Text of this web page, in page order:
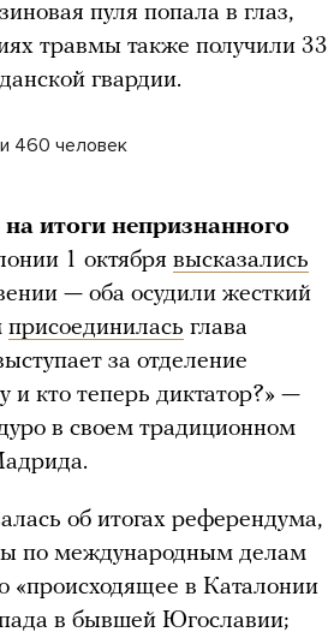
пуля попала в глаз,
травмы также получили 33
гвардии.
460 человек
итоги непризнанного
1 октября высказались
— оба осудили жесткий
присоединилась глава
за отделение
и кто теперь диктатор?» —
в своем традиционном
об итогах референдума,
по международным делам
«происходящее в Каталонии
в бывшей Югославии;